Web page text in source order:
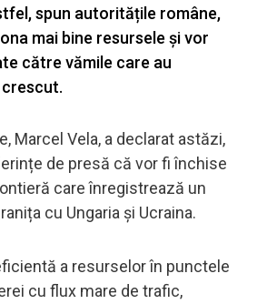
spun autoritățile române,
mai bine resursele și vor
către vămile care au
Marcel Vela, a declarat astăzi,
de presă că vor fi închise
care înregistrează un
cu Ungaria și Ucraina.
a resurselor în punctele
cu flux mare de trafic,